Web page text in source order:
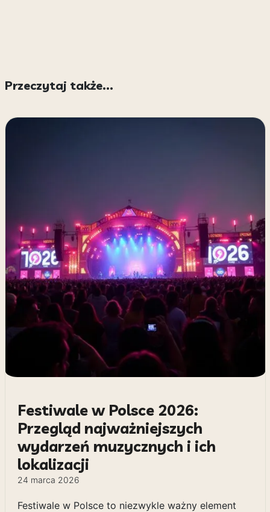
Przeczytaj także...
Festiwale w Polsce 2026:
Przegląd najważniejszych
wydarzeń muzycznych i ich
lokalizacji
24 marca 2026
Festiwale w Polsce to niezwykle ważny element